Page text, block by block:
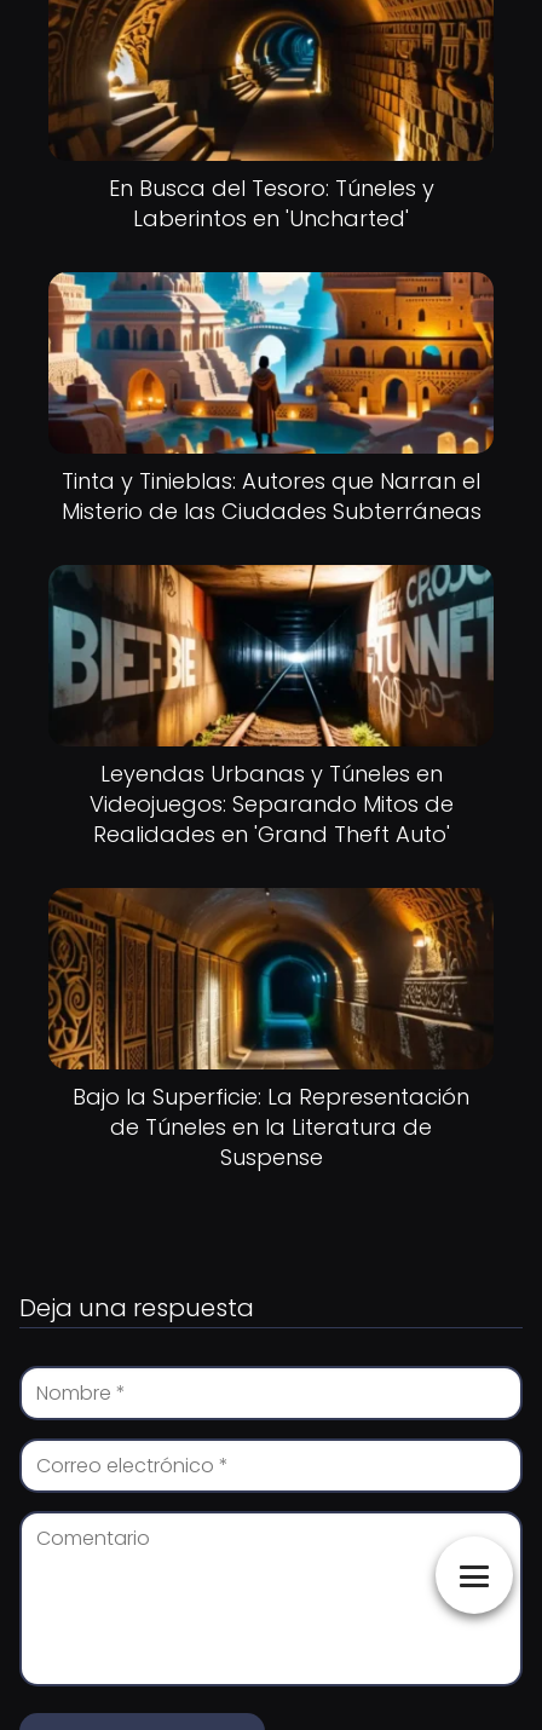
En Busca del Tesoro: Túneles y
Laberintos en 'Uncharted'
Tinta y Tinieblas: Autores que Narran el
Misterio de las Ciudades Subterráneas
Leyendas Urbanas y Túneles en
Videojuegos: Separando Mitos de
Realidades en 'Grand Theft Auto'
Bajo la Superficie: La Representación
de Túneles en la Literatura de
Suspense
Deja una respuesta